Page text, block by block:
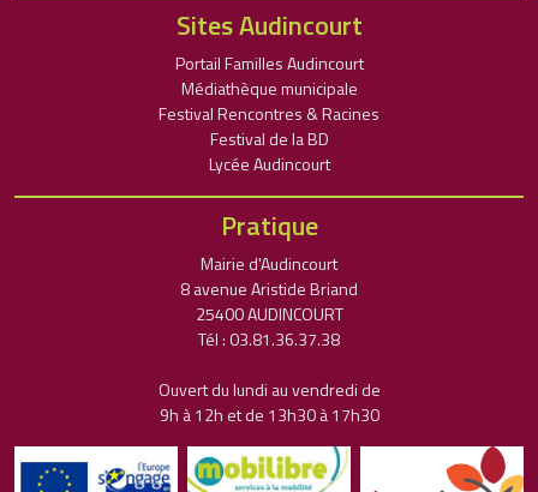
Sites Audincourt
Portail Familles Audincourt
Médiathèque municipale
Festival Rencontres & Racines
Festival de la BD
Lycée Audincourt
Pratique
Mairie d'Audincourt
8 avenue Aristide Briand
25400 AUDINCOURT
Tél : 03.81.36.37.38
Ouvert du lundi au vendredi de
9h à 12h et de 13h30 à 17h30